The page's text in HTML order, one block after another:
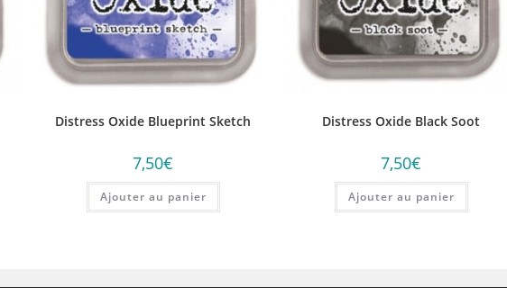
Distress Oxide Blueprint Sketch
7,50€
Ajouter au panier
Distress Oxide Black Soot
7,50€
Ajouter au panier